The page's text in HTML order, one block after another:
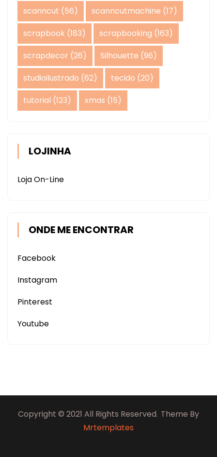
scanncut (56) scanncutmachine (17)
scrapbook (183) scrapbooking (163)
scrapdecor (26) Silhouette (96)
studioilustrado (62) tecido (20)
tutorial (123) xmas (15)
LOJINHA
Loja On-Line
ONDE ME ENCONTRAR
Facebook
Instagram
Pinterest
Youtube
Copyright © 2021 All Rights Reserved. Theme By
Mrtemplates